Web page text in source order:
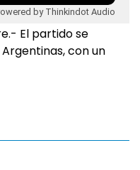
by Thinkindot Audio
El partido se
con un